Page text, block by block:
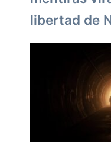
libertad de